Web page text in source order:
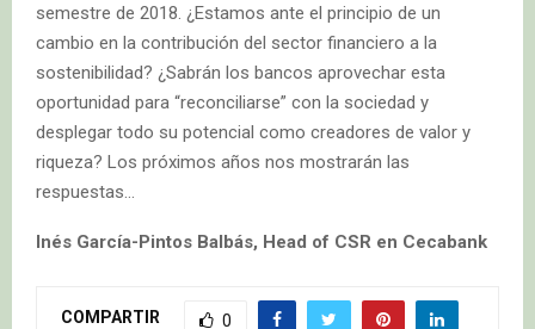
semestre de 2018. ¿Estamos ante el principio de un
cambio en la contribución del sector financiero a la
sostenibilidad? ¿Sabrán los bancos aprovechar esta
oportunidad para “reconciliarse” con la sociedad y
desplegar todo su potencial como creadores de valor y
riqueza? Los próximos años nos mostrarán las
respuestas…
Inés García-Pintos Balbás, Head of CSR en Cecabank
COMPARTIR 0